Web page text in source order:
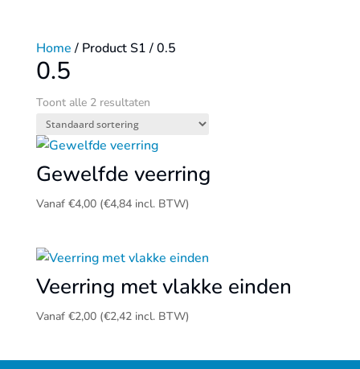
Home/ Product S1 / 0.5
0.5
Toont alle 2 resultaten
Gewelfde veerring
Vanaf €4,00 (€4,84incl. BTW)
Veerring met vlakke einden
Vanaf €2,00 (€2,42incl. BTW)